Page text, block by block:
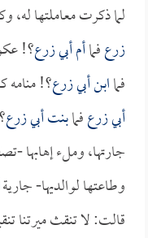
لما ذكرت معاملتها له،
زرعفماأم أبي زرع؟!
فماابن أبي زرع؟! منامه
أبي زرعفمابنت أبي زرع
جارتها، وملء إهابها -
وطاعتها لوالديها-
قالت: لا تنقث ميرتنا